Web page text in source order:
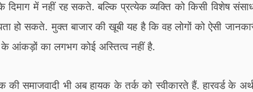
दिमाग में नहीं रह सकते. बल्कि प्रत्येक व्यक्ति को किसी विशेष
हो सकते. मुक्त बाजार की खूबी यह है कि वह लोगों को ऐसी
के आंकड़ों का लगभग कोई अस्तित्व नहीं है.
की समाजवादी भी अब हायक के तर्क को स्वीकारते हैं. हारवर्ड के